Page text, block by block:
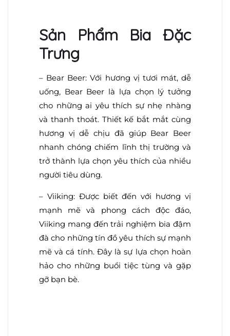
Sản Phẩm Bia Đặc
Trưng
– Bear Beer: Với hương vị tươi mát, dễ
uống, Bear Beer là lựa chọn lý tưởng
cho những ai yêu thích sự nhẹ nhàng
và thanh thoát. Thiết kế bắt mắt cùng
hương vị dễ chịu đã giúp Bear Beer
nhanh chóng chiếm lĩnh thị trường và
trở thành lựa chọn yêu thích của nhiều
người tiêu dùng.
– Viiking: Được biết đến với hương vị
mạnh mẽ và phong cách độc đáo,
Viiking mang đến trải nghiệm bia đậm
đà cho những tín đồ yêu thích sự mạnh
mẽ và cá tính. Đây là sự lựa chọn hoàn
hảo cho những buổi tiệc tùng và gặp
gỡ bạn bè.